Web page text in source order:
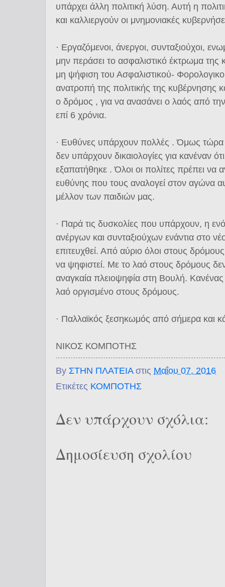
υπάρχει άλλη πολιτική λύση. Αυτή η
και καλλιεργούν οι μνημονιακές
· Εργαζόμενοι, άνεργοι, συνταξιούχοι,
μην περάσει το ασφαλιστικό έκτρωμα
μη ψήφιση του Ασφαλιστικού-
ανατροπή της πολιτικής της κυβέρνησης
ο δρόμος , για να ανασάνει ο λαός από την
επί 6 χρόνια.
· Ευθύνες υπάρχουν πολλές . Όμως τώρα
δεν υπάρχουν δικαιολογίες για κανέναν
εξαπατήθηκε . Όλοι οι πολίτες πρέπει να
ευθύνης που τους αναλογεί στον αγώνα
μέλλον των παιδιών μας.
· Παρά τις δυσκολίες που υπάρχουν, η
ανέργων και συνταξιούχων ενάντια στο
επιτευχθεί. Από αύριο όλοι στους
να ψηφιστεί. Με το λαό στους δρόμους
αναγκαία πλειοψηφία στη Βουλή.
λαό οργισμένο στους δρόμους.
· Παλλαϊκός ξεσηκωμός από σήμερα και
ΝΙΚΟΣ ΚΟΜΠΟΤΗΣ
By ΣΤΗΝ ΠΛΑΤΕΙΑ στις Μαΐου 07, 2016
Ετικέτες ΚΟΜΠΟΤΗΣ
Δεν υπάρχουν σχόλια:
Δημοσίευση σχολίου